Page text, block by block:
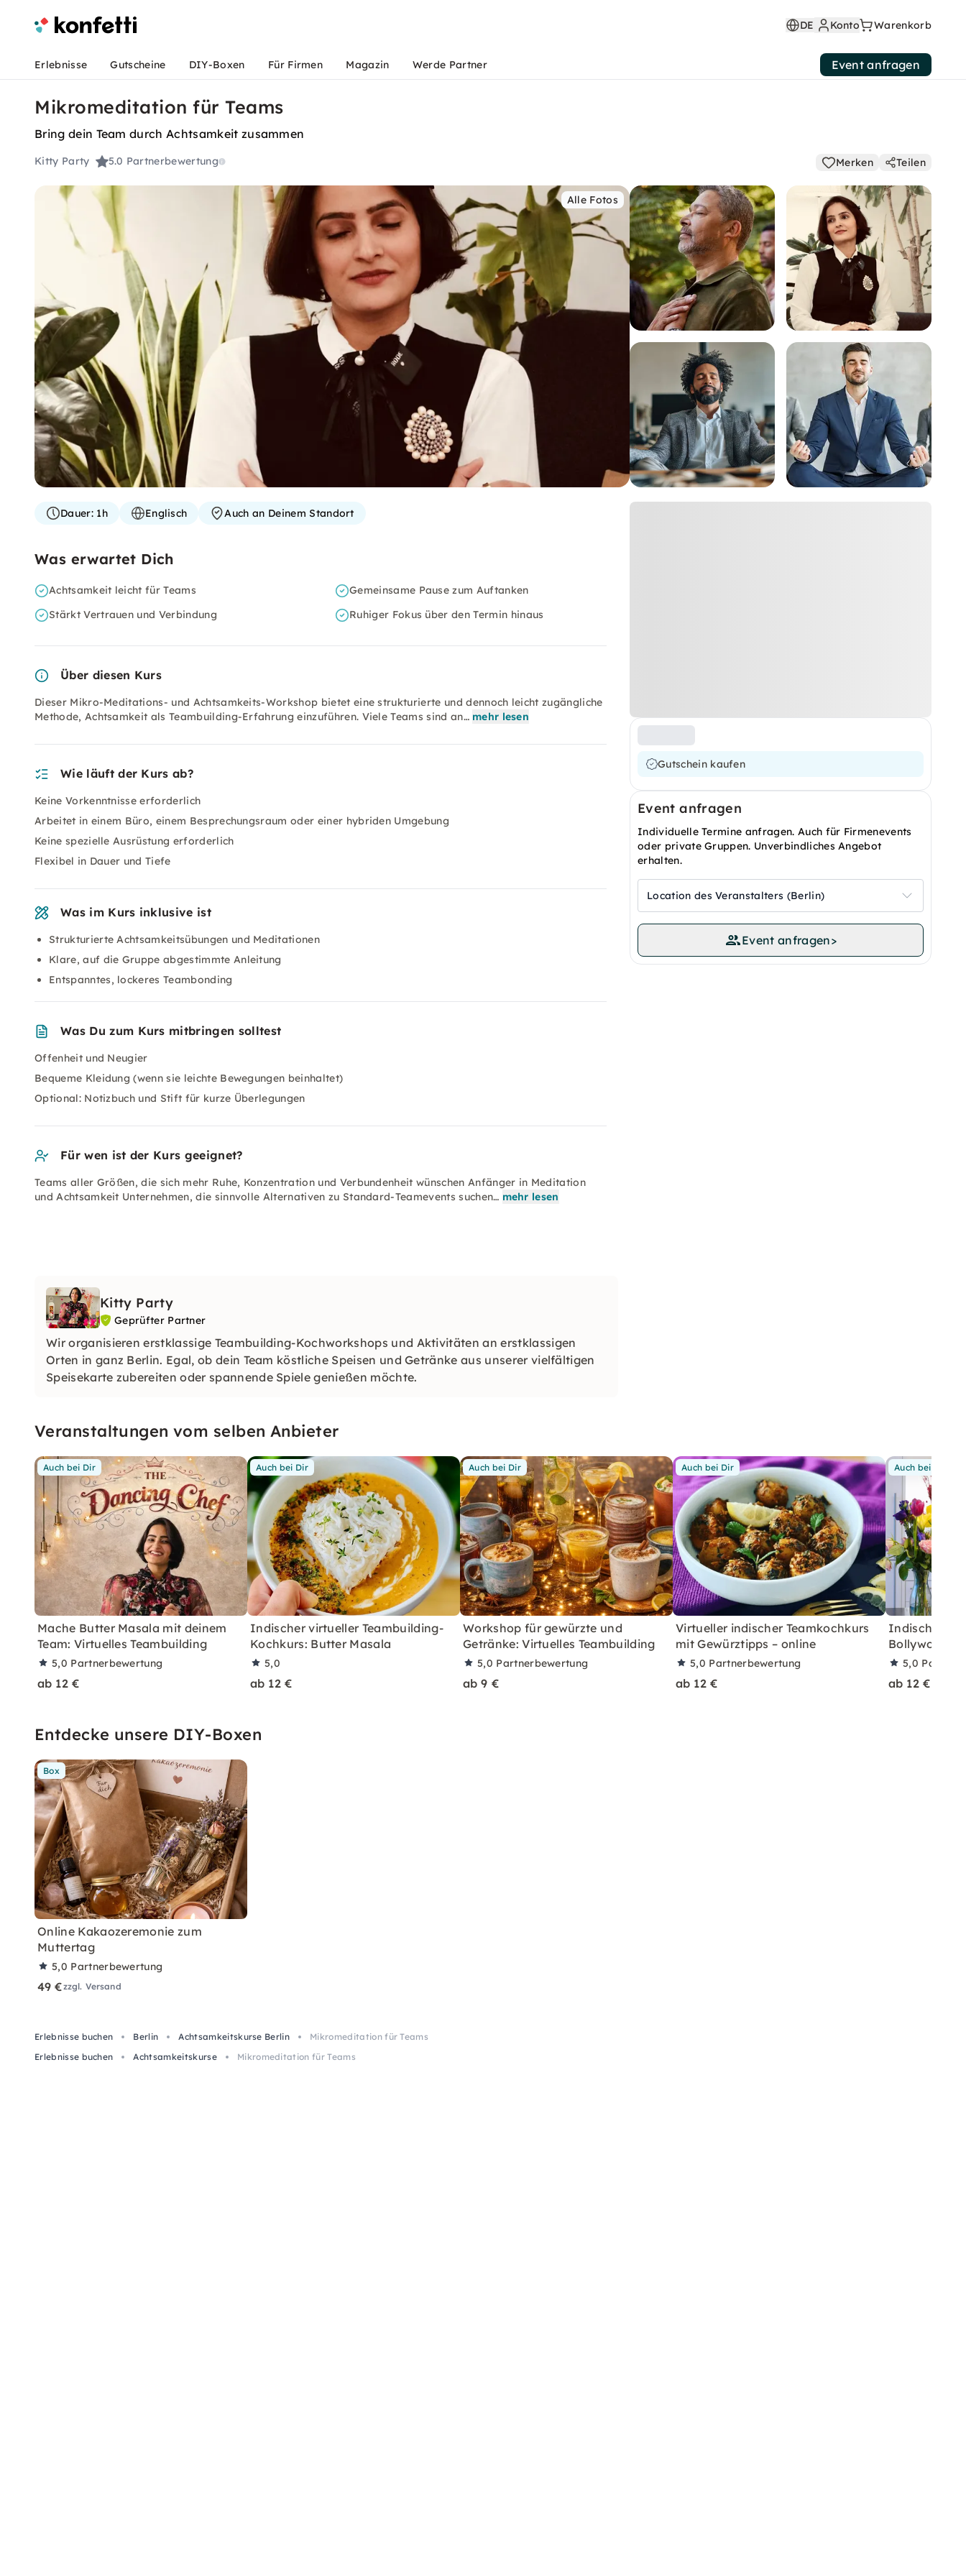
DE Konto Warenkorb
Erlebnisse Gutscheine DIY-Boxen Für Firmen Magazin Werde Partner Event anfragen
Mikromeditation für Teams
Bring dein Team durch Achtsamkeit zusammen
Kitty Party 5.0 Partnerbewertung Merken Teilen
Alle Fotos
Gutschein kaufen
Event anfragen
Individuelle Termine anfragen. Auch für Firmenevents
oder private Gruppen. Unverbindliches Angebot
erhalten.
Location des Veranstalters (Berlin)
Event anfragen>
Dauer:1h Englisch Auch an Deinem Standort
Was erwartet Dich
Achtsamkeit leicht für Teams
Gemeinsame Pause zum Auftanken
Stärkt Vertrauen und Verbindung
Ruhiger Fokus über den Termin hinaus
Über diesen Kurs
Dieser Mikro-Meditations- und Achtsamkeits-Workshop bietet eine strukturierte und dennoch leicht zugängliche
Methode, Achtsamkeit als Teambuilding-Erfahrung einzuführen. Viele Teams sind an… mehr lesen
Wie läuft der Kurs ab?
Keine Vorkenntnisse erforderlich
Arbeitet in einem Büro, einem Besprechungsraum oder einer hybriden Umgebung
Keine spezielle Ausrüstung erforderlich
Flexibel in Dauer und Tiefe
Was im Kurs inklusive ist
Strukturierte Achtsamkeitsübungen und Meditationen
Klare, auf die Gruppe abgestimmte Anleitung
Entspanntes, lockeres Teambonding
Was Du zum Kurs mitbringen solltest
Offenheit und Neugier
Bequeme Kleidung (wenn sie leichte Bewegungen beinhaltet)
Optional: Notizbuch und Stift für kurze Überlegungen
Für wen ist der Kurs geeignet?
Teams aller Größen, die sich mehr Ruhe, Konzentration und Verbundenheit wünschen Anfänger in Meditation
und Achtsamkeit Unternehmen, die sinnvolle Alternativen zu Standard-Teamevents suchen… mehr lesen
Kitty Party
Geprüfter Partner
Wir organisieren erstklassige Teambuilding-Kochworkshops und Aktivitäten an erstklassigen
Orten in ganz Berlin. Egal, ob dein Team köstliche Speisen und Getränke aus unserer vielfältigen
Speisekarte zubereiten oder spannende Spiele genießen möchte.
Veranstaltungen vom selben Anbieter
Auch bei Dir
Mache Butter Masala mit deinem
Team: Virtuelles Teambuilding
5,0 Partnerbewertung
ab 12 €
Auch bei Dir
Indischer virtueller Teambuilding-
Kochkurs: Butter Masala
5,0
ab 12 €
Auch bei Dir
Workshop für gewürzte und
Getränke: Virtuelles Teambuilding
5,0 Partnerbewertung
ab 9 €
Auch bei Dir
Virtueller indischer Teamkochkurs
mit Gewürztipps – online
5,0 Partnerbewertung
ab 12 €
Auch bei Dir
Indischer
Bollywood-
5,0
ab 12 €
Entdecke unsere DIY-Boxen
Box
Online Kakaozeremonie zum
Muttertag
5,0 Partnerbewertung
49 €zzgl. Versand
Erlebnisse buchen Berlin Achtsamkeitskurse Berlin
Mikromeditation für Teams
Erlebnisse buchen
Achtsamkeitskurse Mikromeditation für Teams